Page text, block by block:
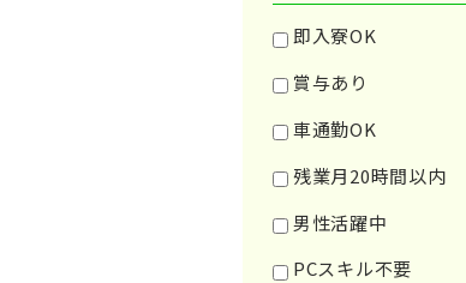
即入寮OK
賞与あり
車通勤OK
残業月20時間以内
男性活躍中
PCスキル不要